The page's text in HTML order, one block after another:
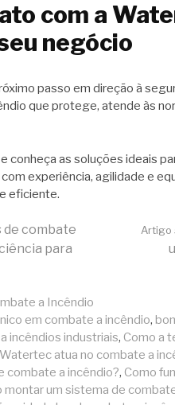
com a
negócio
passo em direção à
que protege, atende às
e conheça as soluções ideais
experiência, agilidade e
eficiente.
de combate
para
Artigo
a Incêndio
em combate a incêndio,
incêndios industriais, Como a
atua no combate a
combate a incêndio?, Como
montar um sistema de